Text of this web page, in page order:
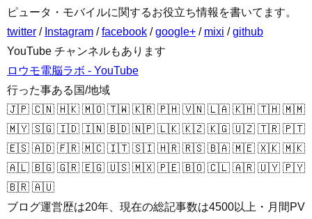
ピュータ・モバイルに関するお役立ち情報を書いてます。
twitter / Instagram /facebook /google+ / mixi /github
YouTube チャンネルもあります
ロウモ電脳ラボ - YouTube
行った事ある国/地域
🇯🇵 🇨🇳 🇭🇰 🇲🇴 🇹🇼 🇰🇷 🇵🇭 🇻🇳 🇱🇦 🇰🇭 🇹🇭 🇲🇲
🇲🇾 🇸🇬 🇮🇩 🇮🇳 🇧🇩 🇳🇵 🇱🇰 🇰🇿 🇰🇬 🇺🇿 🇹🇷 🇵🇹
🇪🇸 🇦🇩 🇫🇷 🇲🇨 🇮🇹 🇸🇮 🇭🇷 🇷🇸 🇧🇦 🇲🇪 🇽🇰 🇲🇰
🇦🇱 🇧🇬 🇬🇷 🇪🇬 🇺🇸 🇲🇽 🇵🇪 🇧🇴 🇨🇱 🇦🇷 🇺🇾 🇵🇾
🇧🇷 🇦🇺
ブログ運営歴は20年、現在の総記事数は4500以上・月間PV